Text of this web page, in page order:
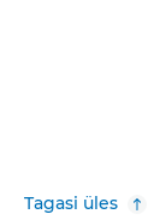
Tagasi üles